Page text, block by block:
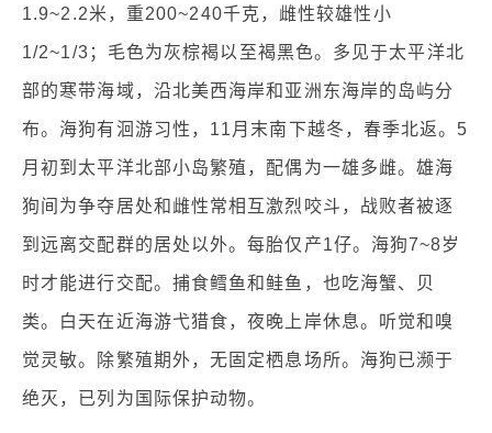
1.9~2.2米，重200~240千克，雌性较雄性小
1/2~1/3；毛色为灰棕褐以至褐黑色。多见于太平洋北
部的寒带海域，沿北美西海岸和亚洲东海岸的岛屿分
布。海狗有洄游习性，11月末南下越冬，春季北返。5
月初到太平洋北部小岛繁殖，配偶为一雄多雌。雄海
狗间为争夺居处和雌性常相互激烈咬斗，战败者被逐
到远离交配群的居处以外。每胎仅产1仔。海狗7~8岁
时才能进行交配。捕食鳕鱼和鲑鱼，也吃海蟹、贝
类。白天在近海游弋猎食，夜晚上岸休息。听觉和嗅
觉灵敏。除繁殖期外，无固定栖息场所。海狗已濒于
绝灭，已列为国际保护动物。